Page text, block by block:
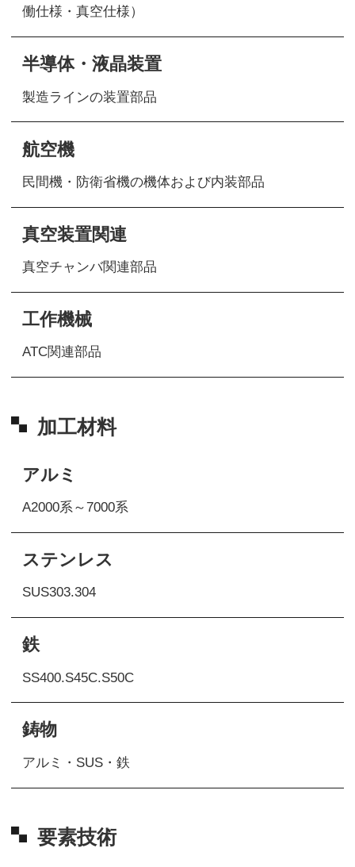
働仕様・真空仕様）
半導体・液晶装置
製造ラインの装置部品
航空機
民間機・防衛省機の機体および内装部品
真空装置関連
真空チャンバ関連部品
工作機械
ATC関連部品
加工材料
アルミ
A2000系～7000系
ステンレス
SUS303.304
鉄
SS400.S45C.S50C
鋳物
アルミ・SUS・鉄
要素技術